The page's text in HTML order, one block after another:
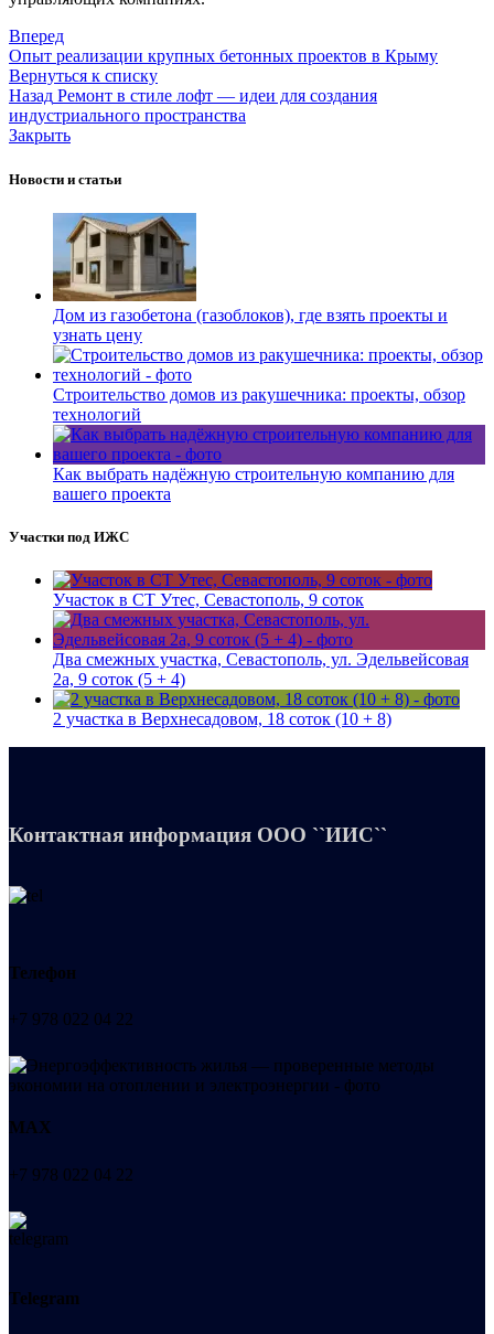
Вперед
Опыт реализации крупных бетонных проектов в Крыму
Вернуться к списку
Назад Ремонт в стиле лофт — идеи для создания
индустриального пространства
Закрыть
Новости и статьи
Дом из газобетона (газоблоков), где взять проекты и
узнать цену
Строительство домов из ракушечника: проекты, обзор
технологий
Как выбрать надёжную строительную компанию для
вашего проекта
Участки под ИЖС
Участок в СТ Утес, Севастополь, 9 соток
Два смежных участка, Севастополь, ул. Эдельвейсовая
2а, 9 соток (5 + 4)
2 участка в Верхнесадовом, 18 соток (10 + 8)
Контактная информация ООО ``ИИС``
Телефон
+7 978 022 04 22
МАХ
+7 978 022 04 22
Telegram